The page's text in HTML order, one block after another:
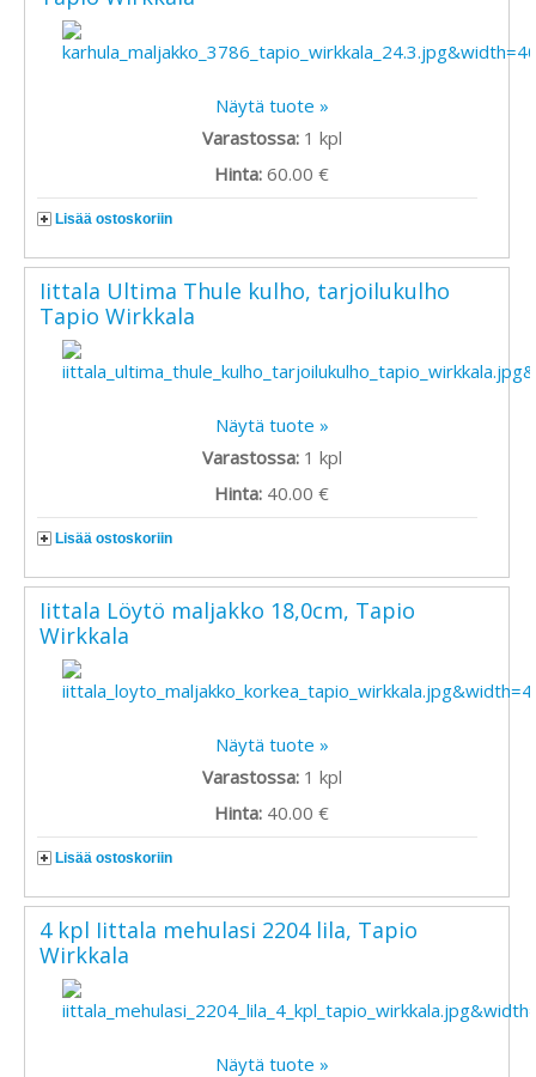
Näytä tuote »
Varastossa: 1 kpl
Hinta:60.00 €
Lisää ostoskoriin
Iittala Ultima Thule kulho, tarjoilukulho
Tapio Wirkkala
Näytä tuote »
Varastossa: 1 kpl
Hinta: 40.00 €
Lisää ostoskoriin
Iittala Löytö maljakko 18,0cm, Tapio
Wirkkala
Näytä tuote »
Varastossa: 1 kpl
Hinta: 40.00 €
Lisää ostoskoriin
4 kpl Iittala mehulasi 2204 lila, Tapio
Wirkkala
Näytä tuote »